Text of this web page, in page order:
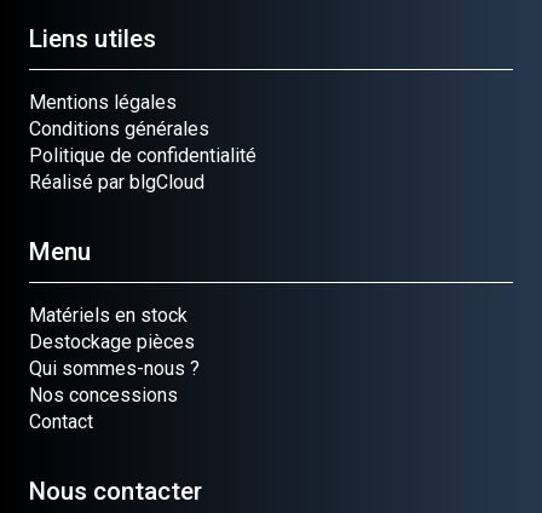
Liens utiles
Mentions légales
Conditions générales
Politique de confidentialité
Réalisé par blgCloud
Menu
Matériels en stock
Destockage pièces
Qui sommes-nous ?
Nos concessions
Contact
Nous contacter